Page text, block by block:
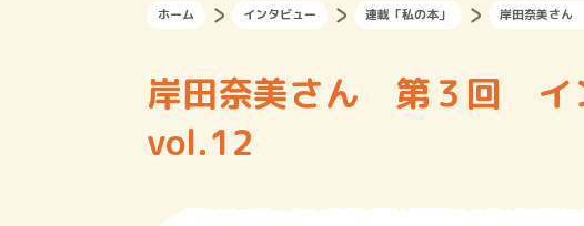
ホーム インタビュー 連載「私の本」 岸田奈美さん
岸田奈美さん 第３回 イ
vol.12